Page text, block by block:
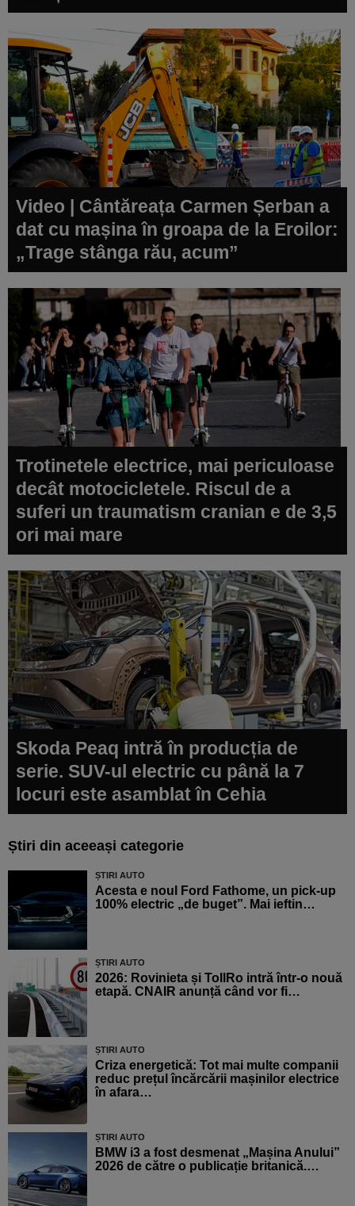
Video | Cântăreața Carmen Șerban a
dat cu mașina în groapa de la Eroilor:
„Trage stânga rău, acum”
Trotinetele electrice, mai periculoase
decât motocicletele. Riscul de a
suferi un traumatism cranian e de 3,5
ori mai mare
Skoda Peaq intră în producția de
serie. SUV-ul electric cu până la 7
locuri este asamblat în Cehia
Știri din aceeași categorie
ȘTIRI AUTO
Acesta e noul Ford Fathome, un pick-up
100% electric „de buget”. Mai ieftin…
ȘTIRI AUTO
2026: Rovinieta și TollRo intră într-o nouă
etapă. CNAIR anunță când vor fi…
ȘTIRI AUTO
Criza energetică: Tot mai multe companii
reduc prețul încărcării mașinilor electrice
în afara…
ȘTIRI AUTO
BMW i3 a fost desmenat „Mașina Anului”
2026 de către o publicație britanică.…